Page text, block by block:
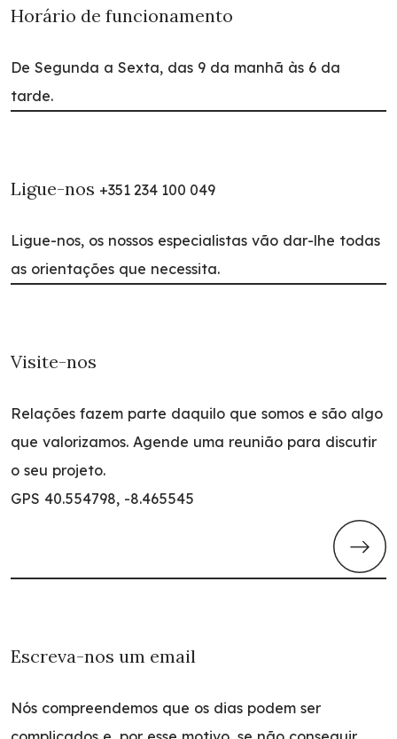
com planos formativos adaptados às
organização.
Horário de funcionamento
De Segunda a Sexta, das 9 da manhã às 6 da
tarde.
Ligue-nos +351 234 100 049
Ligue-nos, os nossos especialistas vão dar-lhe todas
as orientações que necessita.
Visite-nos
Relações fazem parte daquilo que somos e são algo
que valorizamos. Agende uma reunião para discutir
o seu projeto.
GPS 40.554798, -8.465545
Escreva-nos um email
Nós compreendemos que os dias podem ser